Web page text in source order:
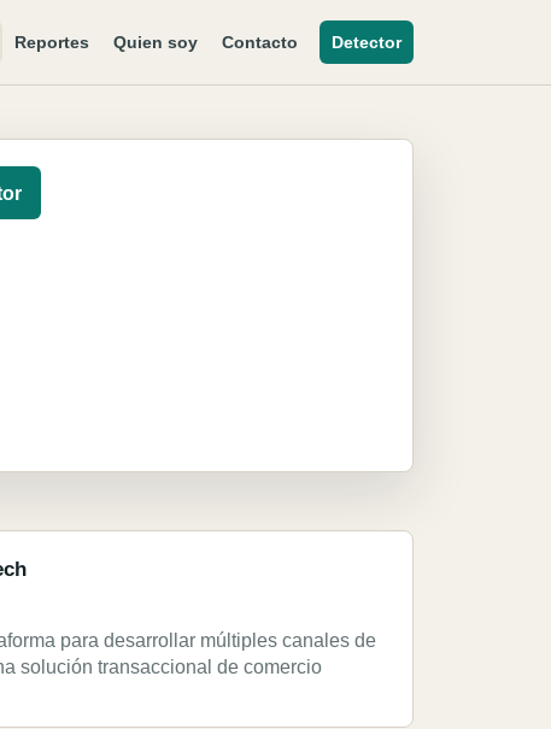
Reportes Quien soy Contacto Detector
para desarrollar múltiples canales de
solución transaccional de comercio